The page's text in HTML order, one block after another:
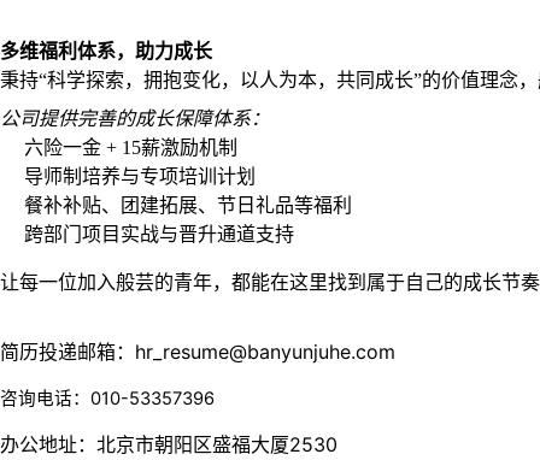
多维福利体系，助力成长
秉持“科学探索，拥抱变化，以人为本，共同成长”的价值理念
公司提供完善的成长保障体系：
六险一金 + 15薪激励机制
导师制培养与专项培训计划
餐补补贴、团建拓展、节日礼品等福利
跨部门项目实战与晋升通道支持
让每一位加入般芸的青年，都能在这里找到属于自己的成长节
简历投递邮箱： hr_resume@banyunjuhe.com
咨询电话：010-53357396
办公地址：北京市朝阳区盛福大厦2530